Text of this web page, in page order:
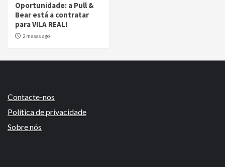
Oportunidade: a Pull &
Bear está a contratar
para VILA REAL!
2 meses ago
Contacte-nos
Política de privacidade
Sobre nós